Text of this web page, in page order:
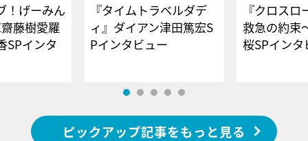
！げーみん
藤樹愛羅
SPインタ
『タイムトラベルダデ
ィ』ダイアン津田篤宏S
Pインタビュー
『クロス
救急の約束
桜SPイ
ピックアップ記事をもっと見る